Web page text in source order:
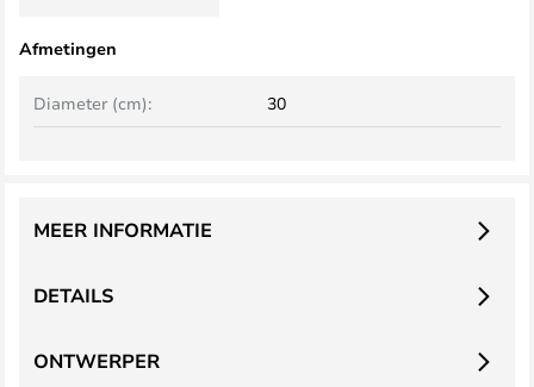
Afmetingen
Diameter (cm): 30
DETAILS
MEER INFORMATIE
ONTWERPER